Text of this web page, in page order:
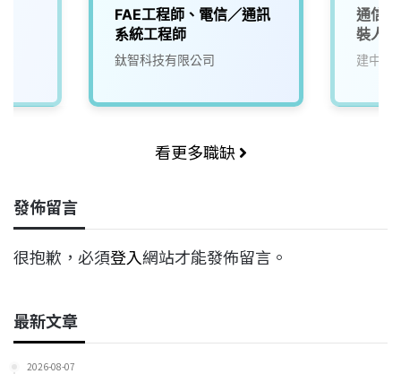
FAE工程師、電信／通訊
系統工程師
鈦智科技有限公司
通信(
裝人員
建中通
看更多職缺
發佈留言
很抱歉，必須登入網站才能發佈留言。
最新文章
2026-08-07